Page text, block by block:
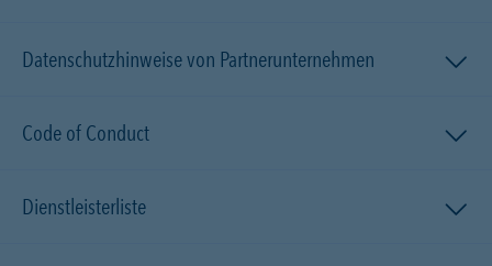
Datenschutzhinweise von Partnerunternehmen
Code of Conduct
Dienstleisterliste